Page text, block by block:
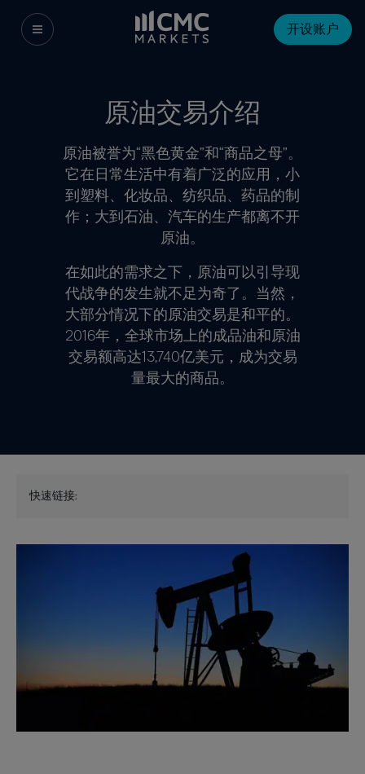
开设账户
原油交易介绍
原油被誉为“黑色黄金”和“商品之母”。
它在日常生活中有着广泛的应用，小
到塑料、化妆品、纺织品、药品的制
作；大到石油、汽车的生产都离不开
原油。
在如此的需求之下，原油可以引导现
代战争的发生就不足为奇了。当然，
大部分情况下的原油交易是和平的。
2016年，全球市场上的成品油和原油
交易额高达13,740亿美元，成为交易
量最大的商品。
快速链接: